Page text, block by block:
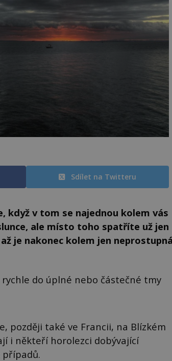
Sdílet na Twitteru
když v tom se najednou kolem vás
ale místo toho spatříte už jen
je nakonec kolem jen
do úplné nebo částečné tmy
později také ve Francii, na Blízkém
i někteří horolezci dobývající
případů.